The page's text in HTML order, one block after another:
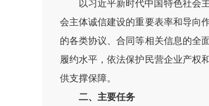
以习近平新时代中国特色社会
会主体诚信建设的重要表率和导向
的各类协议、合同等相关信息的全
履约水平，依法保护民营企业产权
供支撑保障。
二、主要任务